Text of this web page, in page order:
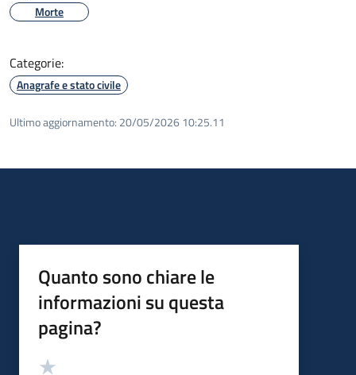
Morte
Categorie:
Anagrafe e stato civile
Ultimo aggiornamento: 20/05/2026 10:25.11
Quanto sono chiare le
informazioni su questa
pagina?
Valutazione